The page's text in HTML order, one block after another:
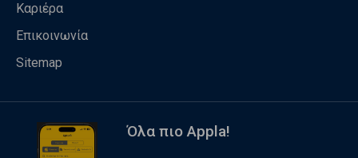
Καριέρα
Επικοινωνία
Sitemap
Όλα πιο Appla!